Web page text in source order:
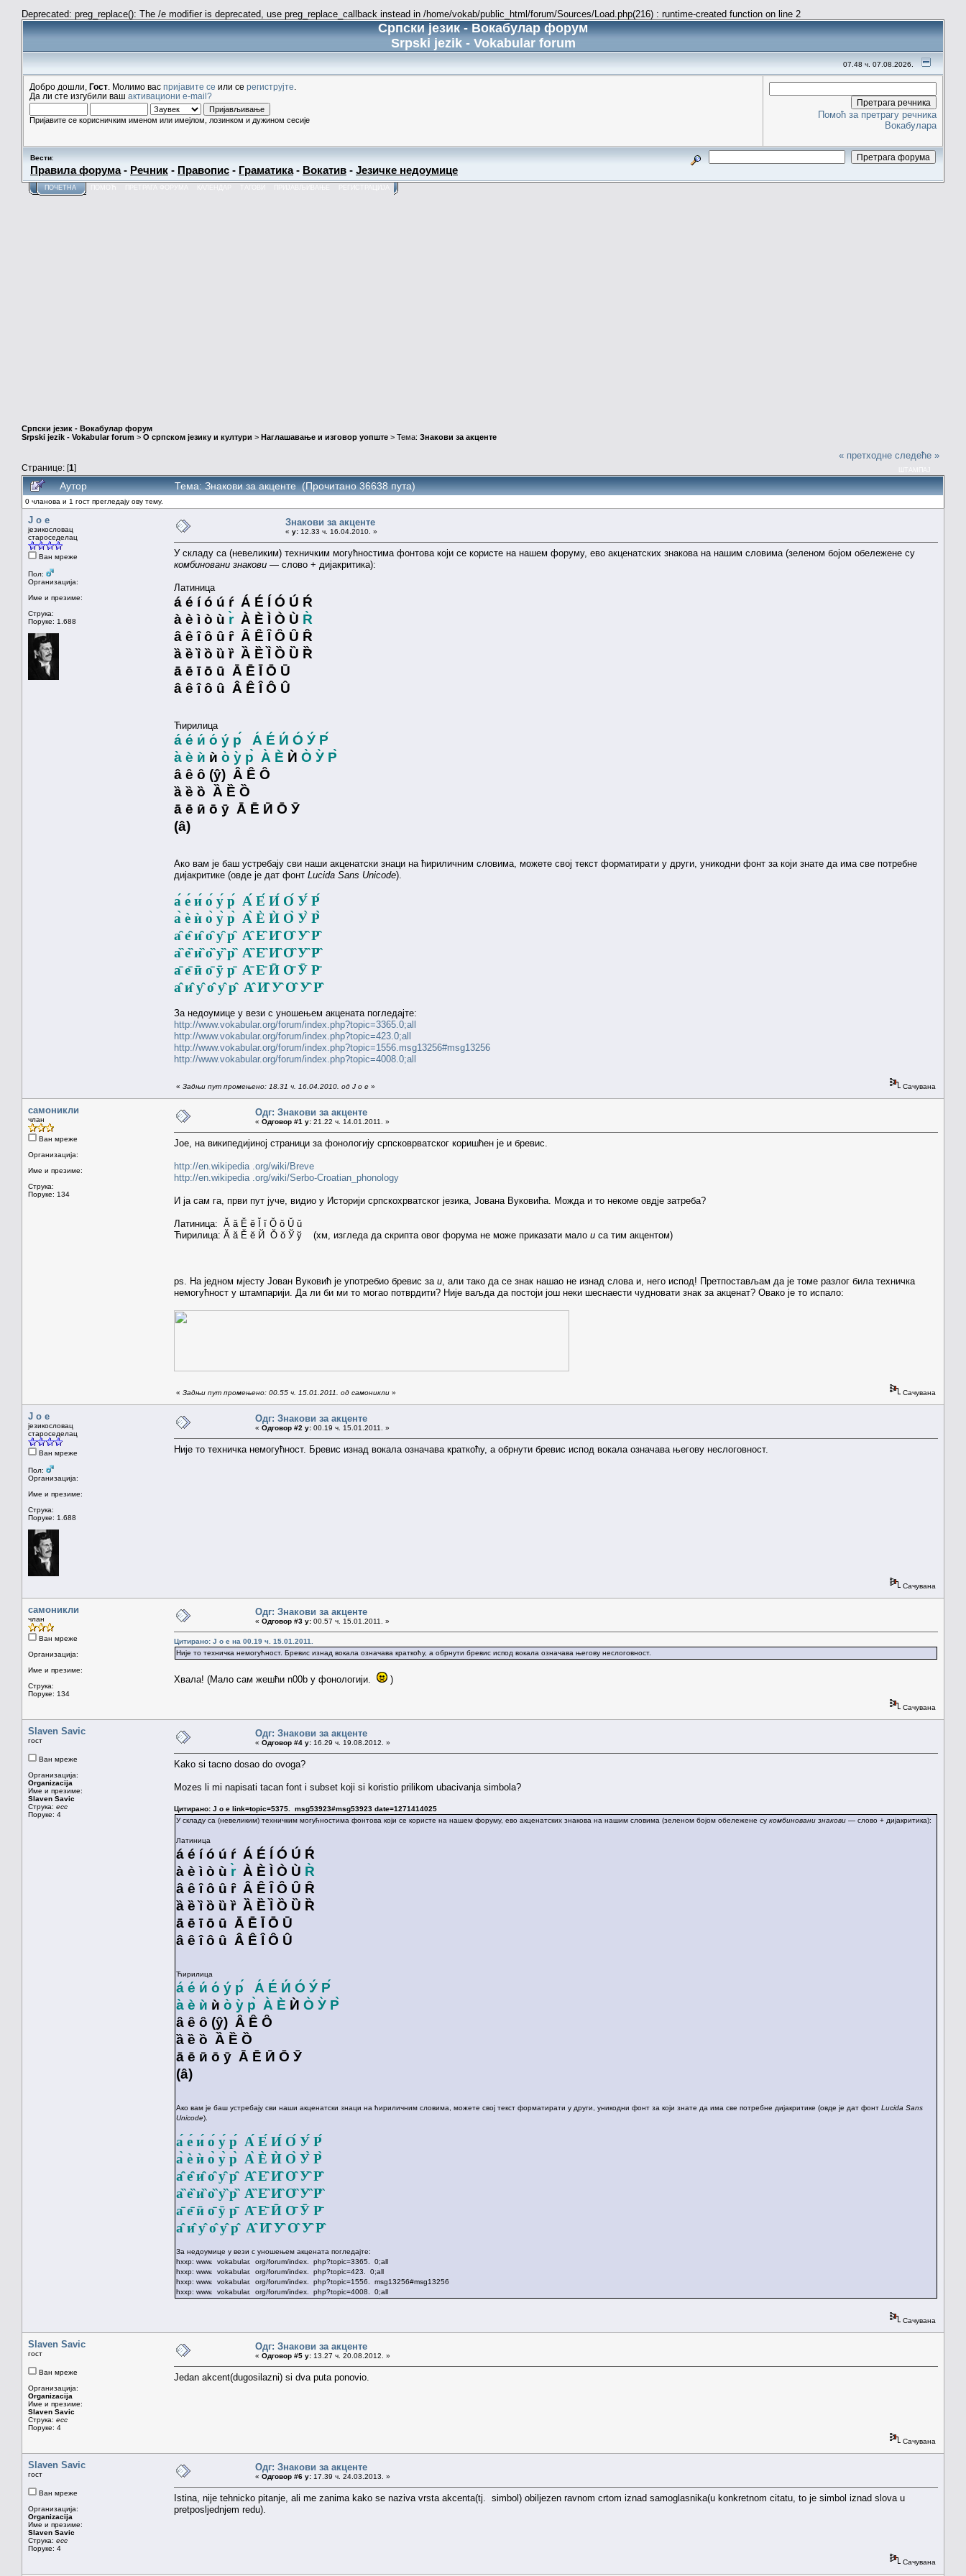
Deprecated: preg_replace(): The /e modifier is deprecated, use preg_replace_callback instead in /home/vokab/public_html/forum/Sources/Load.php(216) : runtime-created function on line 2
Српски језик - Вокабулар форум
Srpski jezik - Vokabular forum
07.48 ч. 07.08.2026.
Добро дошли, Гост . Молимо вас пријавите се или се региструјте
Да ли сте изгубили ваш активациони e-mail?
Пријавите се корисничким именом или имејлом, лозинком и дужином сесије
Помоћ за претрагу речника
Вокабулара
Вести:
Правила форума- Речник - Правопис - Граматика- Вокатив - Језичке недоумице
ПОЧЕТНА КАЛЕНДАР
Српски језик - Вокабулар форум
Srpski jezik - Vokabular forum > О српском језику и култури > Наглашавање и изговор уопште > Тема: Знакови за акценте
Странице: [1]
« претходне следеће »
Аутор Тема: Знакови за акценте (Прочитано 36638 пута)
0 чланова и 1 гост прегледају ову тему.
J o e
језикословац
староседелац
Ван мреже
Пол:
Организација:
Име и презиме:
Струка:
Поруке: 1.688
Знакови за акценте
« у: 12.33 ч. 16.04.2010. »
У складу са (невеликим) техничким могућностима фонтова који се користе на нашем форуму, ево акценатских знакова на нашим словима (зеленом бојом обележене су
комбиновани знакови — слово + дијакритика):
Латиница
á é í ó ú ŕ Á É Í Ó Ú Ŕ
à è ì ò ù r̀À È Ì Ò Ù R̀
ȃ ȇ ȋ ȏ ȗ ȓ Ȃ Ȇ Ȋ Ȏ Ȗ Ȓ
ȁ ȅ ȉ ȍ ȕ ȑ Ȁ Ȅ Ȉ Ȍ Ȕ Ȑ
ā ē ī ō ū Ā Ē Ī Ō Ū
â ê î ô û Â Ê Î Ô Û
Ћирилица
а́ е́ и́ о́ у́ р́ А́ Е́ И́ О́ У́ Р́
а̀ ѐ ѝ ѝ о̀ у̀ р̀ А̀ Е ̀ Ѝ О̀ У̀ Р̀
ȃ ȇ ȏ (ŷ) Ȃ Ȇ Ȏ
ȁ ȅ ȍ Ȁ Ȅ Ȍ
ā ē ӣ ō ӯ Ā Ē Ӣ Ō Ӯ
(â)
Ако вам је баш устребају сви наши акценатски знаци на ћириличним словима, можете свој текст форматирати у други, уникодни фонт за који знате да има све потребне
дијакритике (овде је дат фонт Lucida Sans Unicode).
а́ е́ и́ о́ у́ р́ А́ Е́ И́ О́ У́ Р́
а̀ ѐ ѝ о̀ у̀ р̀ А̀ Ѐ Ѝ О̀ У̀ Р̀
а̑ е̑ и̑ о̑ у̑ р̑ А̑ Е̑ И̑ О̑ У̑ Р̑
а̏ е̏ и̏ о̏ у̏ р̏ А̏ Е̏ И̏ О̏ У̏ Р̏
а̄ е̄ ӣ о̄ ӯ р̄ А̄ Е̄ Ӣ О̄ Ӯ Р̄
а̂ и̂ у̂ о̂ у̂ р̂ А̂ И̂ У̂ О̂ У̂ Р̂
За недоумице у вези с уношењем акцената погледајте:
http://www.vokabular.org/forum/index.php?topic=3365.0;all
http://www.vokabular.org/forum/index.php?topic=423.0;all
http://www.vokabular.org/forum/index.php?topic=1556.msg13256#msg13256
http://www.vokabular.org/forum/index.php?topic=4008.0;all
« Задњи пут промењено: 18.31 ч. 16.04.2010. од J o e » Сачувана
самоникли
члан
Ван мреже
Организација:
Име и презиме:
Струка:
Поруке: 134
Одг: Знакови за акценте
« Одговор #1 у: 21.22 ч. 14.01.2011. »
Joe, на википедијиној страници за фонологију српсковрватског коришћен је и бревис.
http://en.wikipedia .org/wiki/Breve
http://en.wikipedia .org/wiki/Serbo-Croatian_phonology
И ја сам га, први пут јуче, видио у Историји српскохрватског језика, Јована Вуковића. Можда и то некоме овдје затреба?
Латиница: Ă ă Ĕ ĕ Ĭ ĭ Ŏ ŏ Ŭ ŭ
Ћирилица: Ӑ ӑ Ӗ ӗ Й Ŏ ŏ Ў ў (хм, изгледа да скрипта овог форума не може приказати мало и са тим акцентом)
ps. На једном мјесту Јован Вуковић je употребио бревис за и , али тако да се знак нашао не изнад слова и, него испод! Претпостављам да је томе разлог била техничка
немогућност у штампарији. Да ли би ми то могао потврдити? Није ваљда да постоји још неки шеснаести чудновати знак за акценат? Овако је то испало:
« Задњи пут промењено: 00.55 ч. 15.01.2011. од самоникли » Сачувана
J o e
језикословац
староседелац
Ван мреже
Пол:
Организација:
Име и презиме:
Струка:
Поруке: 1.688
Одг: Знакови за акценте
« Одговор #2 у: 00.19 ч. 15.01.2011. »
Није то техничка немогућност. Бревис изнад вокала означава краткоћу, а обрнути бревис испод вокала означава његову неслоговност.
Сачувана
самоникли
члан
Ван мреже
Организација:
Име и презиме:
Струка:
Поруке: 134
Одг: Знакови за акценте
« Одговор #3 у: 00.57 ч. 15.01.2011. »
Цитирано: J o e на 00.19 ч. 15.01.2011.
Није то техничка немогућност. Бревис изнад вокала означава краткоћу, а обрнути бревис испод вокала означава његову неслоговност.
Хвала! (Мало сам жешћи n00b у фонологији. )
Сачувана
Slaven Savic
гост
Ван мреже
Организација:
Organizacija
Име и презиме:
Slaven Savic
Струка: ecc
Поруке: 4
Одг: Знакови за акценте
« Одговор #4 у: 16.29 ч. 19.08.2012. »
Kako si tacno dosao do ovoga?
Mozes li mi napisati tacan font i subset koji si koristio prilikom ubacivanja simbola?
Цитирано: J o e link=topic=5375. msg53923#msg53923 date=1271414025
У складу са (невеликим) техничким могућностима фонтова који се користе на нашем форуму, ево акценатских знакова на нашим словима (зеленом бојом обележене су комбиновани знакови — слово + дијакритика):
Латиница
á é í ó ú ŕ Á É Í Ó Ú Ŕ
à è ì ò ù r̀À È Ì Ò Ù R̀
ȃ ȇ ȋ ȏ ȗ ȓ Ȃ Ȇ Ȋ Ȏ Ȗ Ȓ
ȁ ȅ ȉ ȍ ȕ ȑ Ȁ Ȅ Ȉ Ȍ Ȕ Ȑ
ā ē ī ō ū Ā Ē Ī Ō Ū
â ê î ô û Â Ê Î Ô Û
Ћирилица
а́ е́ и́ о́ у́ р́ А́ Е́ И́ О́ У́ Р́
а̀ ѐ ѝ ѝ о̀ у̀ р̀ А̀ Е ̀ Ѝ О̀ У̀ Р̀
ȃ ȇ ȏ (ŷ) Ȃ Ȇ Ȏ
ȁ ȅ ȍ Ȁ Ȅ Ȍ
ā ē ӣ ō ӯ Ā Ē Ӣ Ō Ӯ
(â)
Ако вам је баш устребају сви наши акценатски знаци на ћириличним словима, можете свој текст форматирати у други, уникодни фонт за који знате да има све потребне дијакритике (овде је дат фонт Lucida Sans
Unicode).
а́ е́ и́ о́ у́ р́ А́ Е́ И́ О́ У́ Р́
а̀ ѐ ѝ о̀ у̀ р̀ А̀ Ѐ Ѝ О̀ У̀ Р̀
а̑ е̑ и̑ о̑ у̑ р̑ А̑ Е̑ И̑ О̑ У̑ Р̑
а̏ е̏ и̏ о̏ у̏ р̏ А̏ Е̏ И̏ О̏ У̏ Р̏
а̄ е̄ ӣ о̄ ӯ р̄ А̄ Е̄ Ӣ О̄ Ӯ Р̄
а̂ и̂ у̂ о̂ у̂ р̂ А̂ И̂ У̂ О̂ У̂ Р̂
За недоумице у вези с уношењем акцената погледајте:
hxxp: www. vokabular. org/forum/index. php?topic=3365. 0;all
hxxp: www. vokabular. org/forum/index. php?topic=423. 0;all
hxxp: www. vokabular. org/forum/index. php?topic=1556. msg13256#msg13256
hxxp: www. vokabular. org/forum/index. php?topic=4008. 0;all
Сачувана
Slaven Savic
гост
Ван мреже
Организација:
Organizacija
Име и презиме:
Slaven Savic
Струка: ecc
Поруке: 4
Одг: Знакови за акценте
« Одговор #5 у: 13.27 ч. 20.08.2012. »
Jedan akcent(dugosilazni) si dva puta ponovio.
Сачувана
Slaven Savic
гост
Ван мреже
Организација:
Organizacija
Име и презиме:
Slaven Savic
Струка: ecc
Поруке: 4
Одг: Знакови за акценте
« Одговор #6 у: 17.39 ч. 24.03.2013. »
Istina, nije tehnicko pitanje, ali me zanima kako se naziva vrsta akcenta(tj. simbol) obiljezen ravnom crtom iznad samoglasnika(u konkretnom citatu, to je simbol iznad slova u
pretposljednjem redu).
Сачувана